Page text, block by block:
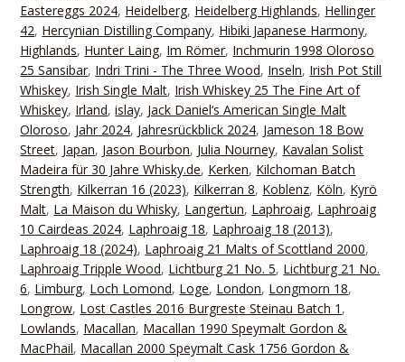
Eastereggs 2024, Heidelberg, Heidelberg Highlands, Hellinger
42, Hercynian Distilling Company, Hibiki Japanese Harmony,
Highlands, Hunter Laing, Im Römer, Inchmurin 1998 Oloroso
25 Sansibar, Indri Trini - The Three Wood, Inseln, Irish Pot Still
Whiskey, Irish Single Malt, Irish Whiskey 25 The Fine Art of
Whiskey, Irland,islay, Jack Daniel‘s American Single Malt
Oloroso, Jahr 2024, Jahresrückblick 2024, Jameson 18 Bow
Street, Japan, Jason Bourbon, Julia Nourney, Kavalan Solist
Madeira für 30 Jahre Whisky.de, Kerken, Kilchoman Batch
Strength, Kilkerran 16 (2023), Kilkerran 8, Koblenz, Köln, Kyrö
Malt, La Maison du Whisky, Langertun, Laphroaig, Laphroaig
10 Cairdeas 2024, Laphroaig 18, Laphroaig 18 (2013),
Laphroaig 18 (2024), Laphroaig 21 Malts of Scottland 2000,
Laphroaig Tripple Wood, Lichtburg 21 No. 5, Lichtburg 21 No.
6, Limburg, Loch Lomond, Loge, London, Longmorn 18,
Longrow, Lost Castles 2016 Burgreste Steinau Batch 1 ,
Lowlands, Macallan, Macallan 1990 Speymalt Gordon &
MacPhail, Macallan 2000 Speymalt Cask 1756 Gordon &